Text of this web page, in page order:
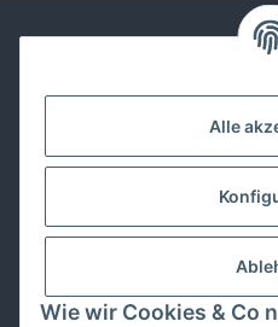
Alle
Wie wir Cookies & Co
Lackwissen